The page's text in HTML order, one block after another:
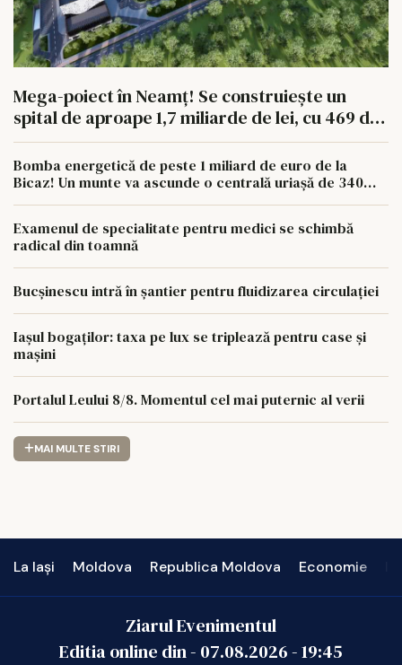
Mega-poiect în Neamț! Se construiește un
spital de aproape 1,7 miliarde de lei, cu 469 de
paturi
Bomba energetică de peste 1 miliard de euro de la
Bicaz! Un munte va ascunde o centrală uriașă de 340
Examenul de specialitate pentru medici se schimbă
radical din toamnă
Bucșinescu intră în șantier pentru fluidizarea circulației
Iașul bogaților: taxa pe lux se triplează pentru case și
mașini
Portalul Leului 8/8. Momentul cel mai puternic al verii
MAI MULTE STIRI
La Iași Moldova Republica Moldova Economie
Ziarul Evenimentul
Editia online din - 07.08.2026-19:45